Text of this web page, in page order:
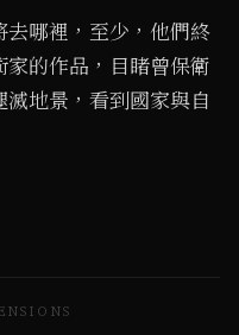
哪裡，至少，他們終
的作品，目睹曾保衛
地景，看到國家與自